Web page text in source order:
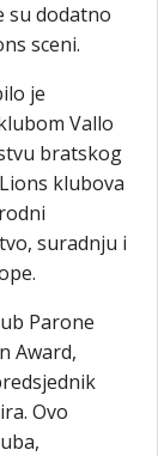
su dodatno
sceni.
je
Vallo
bratskog
klubova
suradnju i
Parone
Award,
Ovo